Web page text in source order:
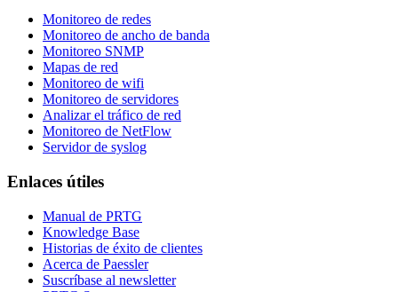
Monitoreo de redes
Monitoreo de ancho de banda
Monitoreo SNMP
Mapas de red
Monitoreo de wifi
Monitoreo de servidores
Analizar el tráfico de red
Monitoreo de NetFlow
Servidor de syslog
Enlaces útiles
Manual de PRTG
Knowledge Base
Historias de éxito de clientes
Acerca de Paessler
Suscríbase al newsletter